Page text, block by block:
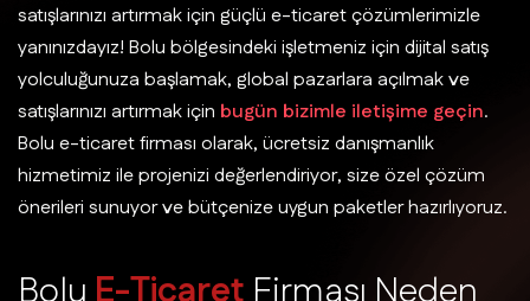
satışlarınızı artırmak için güçlü e-ticaret çözümlerimizle
yanınızdayız! Bolu bölgesindeki işletmeniz için dijital satış
yolculuğunuza başlamak, global pazarlara açılmak ve
satışlarınızı artırmak için bugün bizimle iletişime geçin.
Bolu e-ticaret firması olarak, ücretsiz danışmanlık
hizmetimiz ile projenizi değerlendiriyor, size özel çözüm
önerileri sunuyor ve bütçenize uygun paketler hazırlıyoruz.